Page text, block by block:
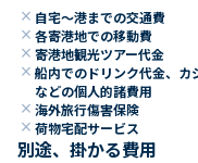
close 自宅～港までの交通費
close 各寄港地での移動費
close 寄港地観光ツアー代金
close 船内でのドリンク代金、
などの個人的諸費用
close 海外旅行傷害保険
close 荷物宅配サービス
別途、掛かる費用